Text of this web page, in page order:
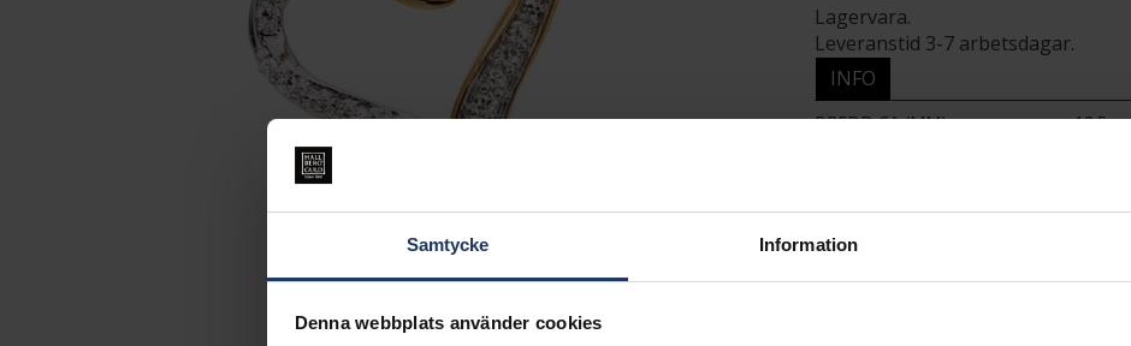
Samtycke Information
Denna webbplats använder cookies
Lagervara.
Leveranstid 3-7 arbetsdagar.
INFO
BREDD CA (MM)
12.5
STEN/PÄRLA
ANTAL DIAMANTER
21